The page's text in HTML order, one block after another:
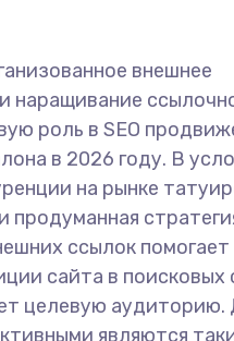
внешнее
наращивание
роль в SEO
в 2026 году. В
на рынке
продуманная
ссылок помогает
сайта в поисковых
целевую аудиторию.
являются